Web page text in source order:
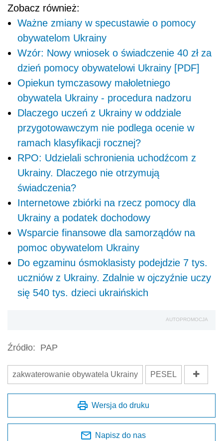
Zobacz również:
Ważne zmiany w specustawie o pomocy
obywatelom Ukrainy
Wzór: Nowy wniosek o świadczenie 40 zł za
dzień pomocy obywatelowi Ukrainy [PDF]
Opiekun tymczasowy małoletniego
obywatela Ukrainy - procedura nadzoru
Dlaczego uczeń z Ukrainy w oddziale
przygotowawczym nie podlega ocenie w
ramach klasyfikacji rocznej?
RPO: Udzielali schronienia uchodźcom z
Ukrainy. Dlaczego nie otrzymują
świadczenia?
Internetowe zbiórki na rzecz pomocy dla
Ukrainy a podatek dochodowy
Wsparcie finansowe dla samorządów na
pomoc obywatelom Ukrainy
Do egzaminu ósmoklasisty podejdzie 7 tys.
uczniów z Ukrainy. Zdalnie w ojczyźnie uczy
się 540 tys. dzieci ukraińskich
AUTOPROMOCJA
Źródło: PAP
zakwaterowanie obywatela Ukrainy PESEL
Wersja do druku
Napisz do nas